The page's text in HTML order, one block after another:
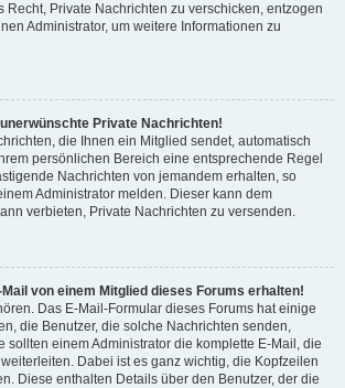
Recht, Private Nachrichten zu verschicken, entzogen
Administrator, um weitere Informationen zu
Private Nachrichten!
die Ihnen ein Mitglied sendet, automatisch
persönlichen Bereich eine entsprechende Regel
Nachrichten von jemandem erhalten, so
Administrator melden. Dieser kann dem
verbieten, Private Nachrichten zu versenden.
Mail von einem Mitglied dieses Forums erhalten!
Das E-Mail-Formular dieses Forums hat einige
die Benutzer, die solche Nachrichten senden,
sollten einem Administrator die komplette E-Mail, die
Dabei ist es ganz wichtig, die Kopfzeilen
Diese enthalten Details über den Benutzer, der die